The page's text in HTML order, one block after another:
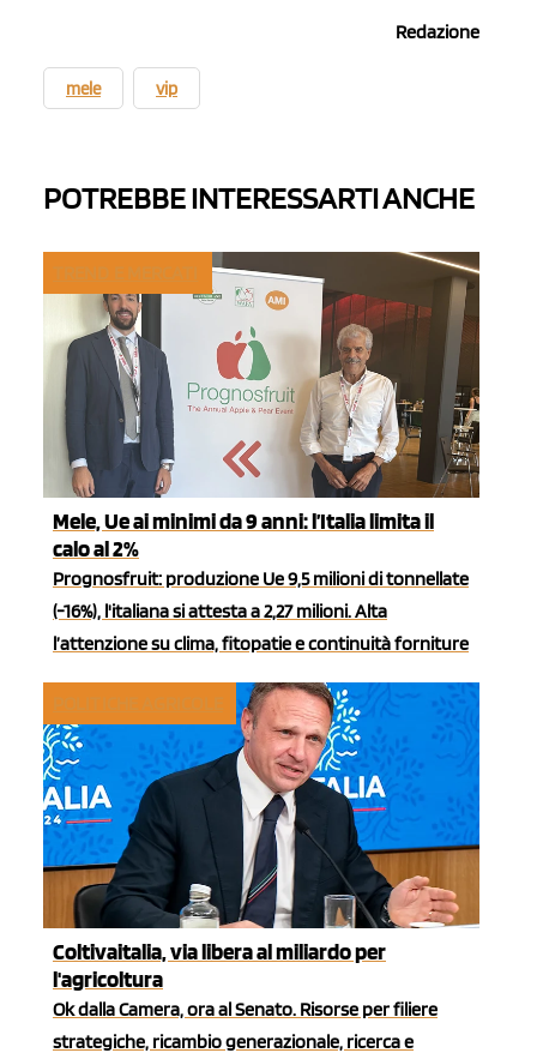
Redazione
mele vip
POTREBBE INTERESSARTI ANCHE
Mele, Ue ai minimi da 9 anni: l’Italia limita il
calo al 2%
Prognosfruit: produzione Ue 9,5 milioni di tonnellate
(-16%), l'italiana si attesta a 2,27 milioni. Alta
l’attenzione su clima, fitopatie e continuità forniture
Coltivaitalia, via libera al miliardo per
l'agricoltura
Ok dalla Camera, ora al Senato. Risorse per filiere
strategiche, ricambio generazionale, ricerca e